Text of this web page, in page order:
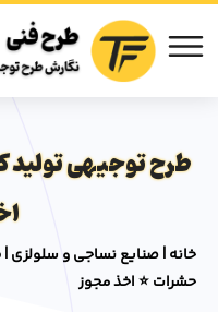
طرح توجیهی
خانه|صنایع نساجی و سلولزی|
حشرات ⭐ اخذ مجوز